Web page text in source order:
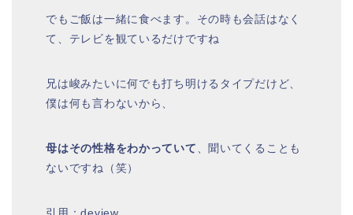
でもご飯は一緒に食べます。その時も会話はなく
て、テレビを観ているだけですね
兄は峻みたいに何でも打ち明けるタイプだけど、
僕は何も言わないから、
母はその性格をわかっていて、聞いてくることも
ないですね（笑）